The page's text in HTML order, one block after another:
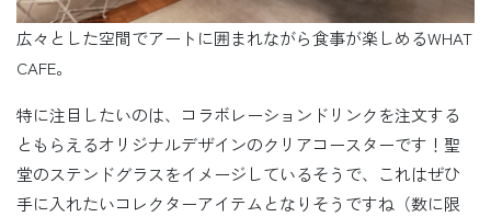
広々とした空間でアートに囲まれながら食事が楽しめるWHAT
CAFE。
特に注目したいのは、コラボレーションドリンクを注文する
ともらえるオリジナルデザインのクリアコースターです！聖
堂のステンドグラスをイメージしているそうで、これはぜひ
手に入れたいコレクターアイテムとなりそうですね（数に限